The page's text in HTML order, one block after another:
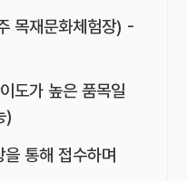
목재문화체험장) -
도가 높은 품목일
)
통해 접수하며